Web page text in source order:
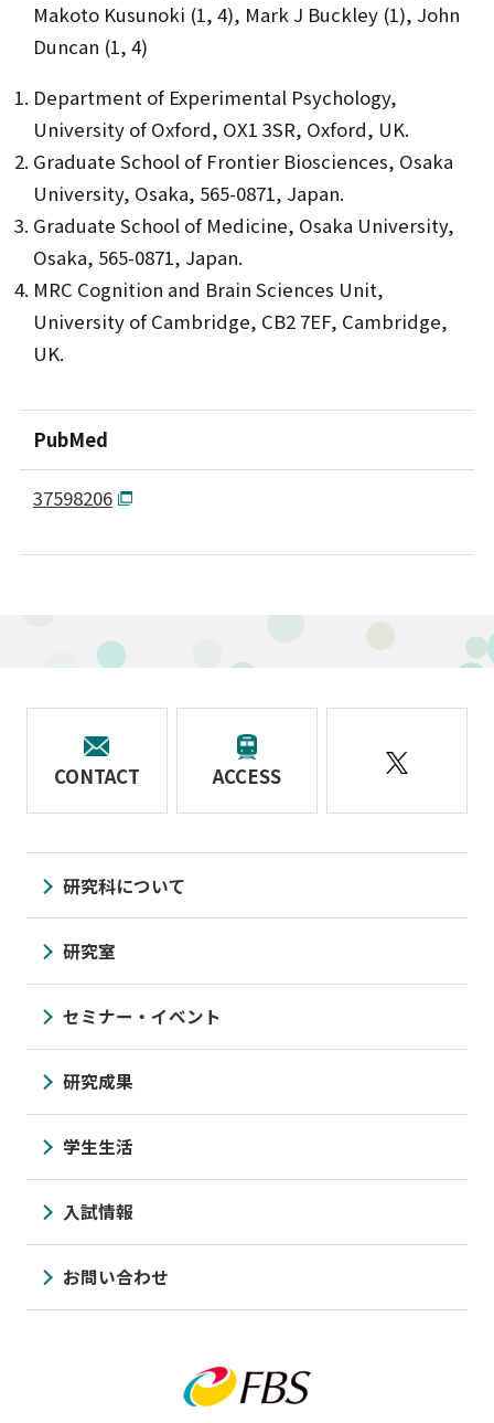
Makoto Kusunoki (1, 4), Mark J Buckley (1), John
Duncan (1, 4)
Department of Experimental Psychology,
University of Oxford, OX1 3SR, Oxford, UK.
Graduate School of Frontier Biosciences, Osaka
University, Osaka, 565-0871, Japan.
Graduate School of Medicine, Osaka University,
Osaka, 565-0871, Japan.
MRC Cognition and Brain Sciences Unit,
University of Cambridge, CB2 7EF, Cambridge,
UK.
PubMed
37598206
CONTACT ACCESS
研究科について
研究室
セミナー・イベント
研究成果
学生生活
入試情報
お問い合わせ